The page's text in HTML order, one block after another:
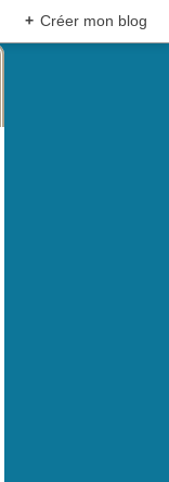
+ Créer mon blog